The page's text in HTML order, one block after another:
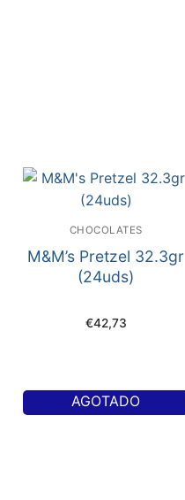
CHOCOLATES
M&M’s Pretzel 32.3gr
(24uds)
€42,73
AGOTADO